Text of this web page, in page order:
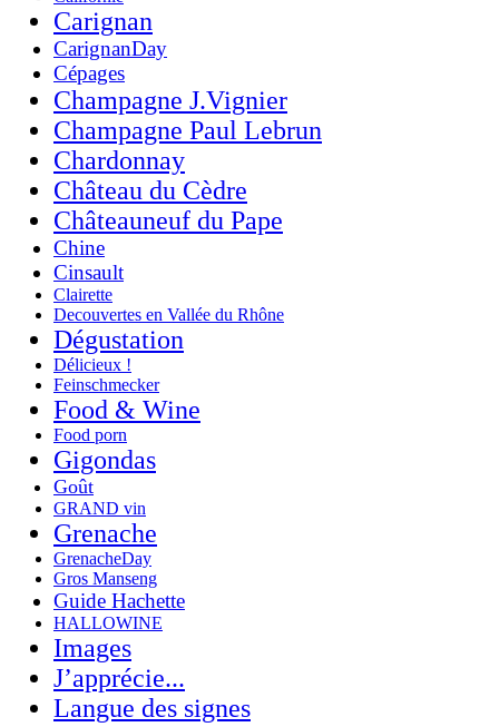
Carignan
CarignanDay
Cépages
Champagne J.Vignier
Champagne Paul Lebrun
Chardonnay
Château du Cèdre
Châteauneuf du Pape
Chine
Cinsault
Clairette
Decouvertes en Vallée du Rhône
Dégustation
Délicieux !
Feinschmecker
Food & Wine
Food porn
Gigondas
Goût
GRAND vin
Grenache
GrenacheDay
Gros Manseng
Guide Hachette
HALLOWINE
Images
J’apprécie...
Langue des signes